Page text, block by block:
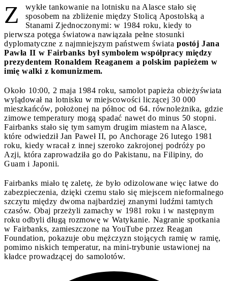
Z
wykłe tankowanie na lotnisku na Alasce stało się
sposobem na zbliżenie między Stolicą Apostolską a
Stanami Zjednoczonymi: w 1984 roku, kiedy to
pierwsza potęga światowa nawiązała pełne stosunki
dyplomatyczne z najmniejszym państwem świata postój Jana
Pawła II w Fairbanks był symbolem współpracy między
prezydentem Ronaldem Reaganem a polskim papieżem w
imię walki z komunizmem.
Około 10:00, 2 maja 1984 roku, samolot papieża obieżyświata
wylądował na lotnisku w miejscowości liczącej 30 000
mieszkańców, położonej na północ od 64. równoleżnika, gdzie
zimowe temperatury mogą spadać nawet do minus 50 stopni.
Fairbanks stało się tym samym drugim miastem na Alasce,
które odwiedził Jan Paweł II, po Anchorage 26 lutego 1981
roku, kiedy wracał z innej szeroko zakrojonej podróży po
Azji, która zaprowadziła go do Pakistanu, na Filipiny, do
Guam i Japonii.
Fairbanks miało tę zaletę, że było odizolowane więc łatwe do
zabezpieczenia, dzięki czemu stało się miejscem nieformalnego
szczytu między dwoma najbardziej znanymi ludźmi tamtych
czasów. Obaj przeżyli zamachy w 1981 roku i w następnym
roku odbyli długą rozmowę w Watykanie. Nagranie spotkania
w Fairbanks, zamieszczone na YouTube przez Reagan
Foundation, pokazuje obu mężczyzn stojących ramię w ramię,
pomimo niskich temperatur, na mini-trybunie ustawionej na
kładce prowadzącej do samolotów.